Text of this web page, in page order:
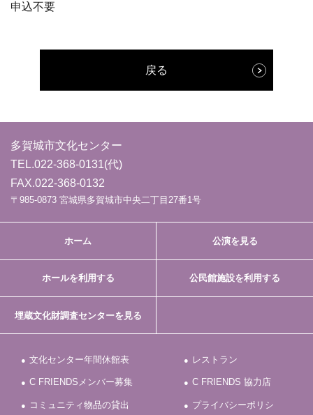
申込不要
戻る
多賀城市文化センター
TEL.022-368-0131(代)
FAX.022-368-0132
〒985-0873 宮城県多賀城市中央二丁目27番1号
ホーム 公演を見る
ホールを利用する 公民館施設を利用する
埋蔵文化財調査センターを見る
文化センター年間休館表 レストラン
C FRIENDSメンバー募集 C FRIENDS 協力店
コミュニティ物品の貸出
プライバシーポリシ